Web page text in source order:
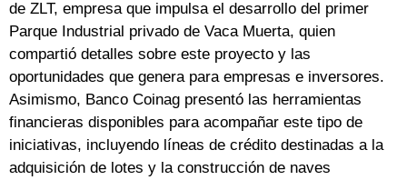
de ZLT, empresa que impulsa el desarrollo del primer
Parque Industrial privado de Vaca Muerta, quien
compartió detalles sobre este proyecto y las
oportunidades que genera para empresas e inversores.
Asimismo, Banco Coinag presentó las herramientas
financieras disponibles para acompañar este tipo de
iniciativas, incluyendo líneas de crédito destinadas a la
adquisición de lotes y la construcción de naves